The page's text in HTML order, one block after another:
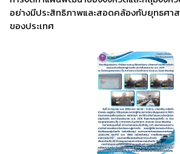
อย่างมีประสิทธิภาพและสอดคล้องกับยุทธศา
ของประเทศ